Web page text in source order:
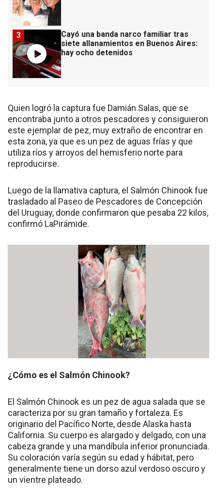
Cayó una banda narco familiar tras
siete allanamientos en Buenos Aires:
hay ocho detenidos
3
Quien logró la captura fue Damián Salas, que se
encontraba junto a otros pescadores y consiguieron
este ejemplar de pez, muy extraño de encontrar en
esta zona, ya que es un pez de aguas frías y que
utiliza ríos y arroyos del hemisferio norte para
reproducirse.
Luego de la llamativa captura, el Salmón Chinook fue
trasladado al Paseo de Pescadores de Concepción
del Uruguay, donde confirmaron que pesaba 22 kilos,
confirmó LaPirámide.
¿Cómo es el Salmón Chinook?
El Salmón Chinook es un pez de agua salada que se
caracteriza por su gran tamaño y fortaleza. Es
originario del Pacífico Norte, desde Alaska hasta
California. Su cuerpo es alargado y delgado, con una
cabeza grande y una mandíbula inferior pronunciada.
Su coloración varía según su edad y hábitat, pero
generalmente tiene un dorso azul verdoso oscuro y
un vientre plateado.